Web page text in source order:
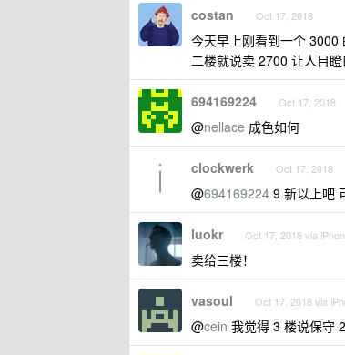
costan Oct 17, 2018
今天早上刚看到一个 3000
二楼就说卖 2700 让人目瞪
694169224 Oct 17, 2018
@nellace 成色如何
clockwerk Oct 17, 2018
@694169224 9 新以上吧
luokr Oct 17, 2018 via
卖给三楼！
vasoul Oct 17, 2018 via
@cein 我觉得 3 楼说保守